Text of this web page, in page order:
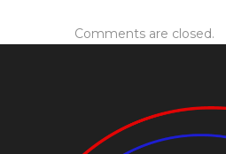
Comments are closed.